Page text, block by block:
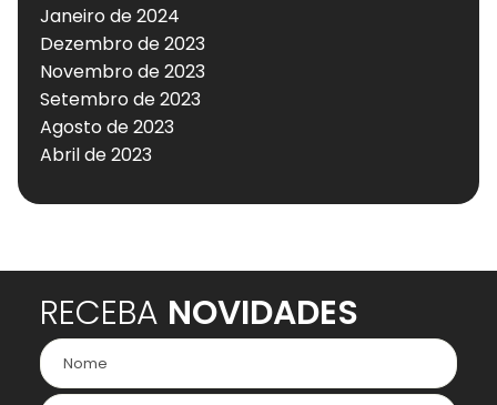
Janeiro de 2024
Dezembro de 2023
Novembro de 2023
Setembro de 2023
Agosto de 2023
Abril de 2023
RECEBA NOVIDADES